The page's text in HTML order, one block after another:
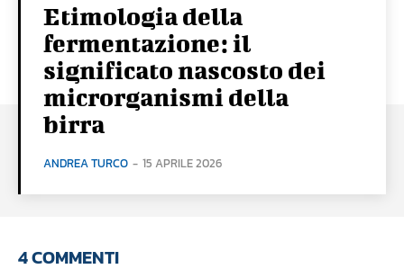
Etimologia della
fermentazione: il
significato nascosto dei
microrganismi della
birra
ANDREA TURCO - 15 APRILE 2026
4 COMMENTI